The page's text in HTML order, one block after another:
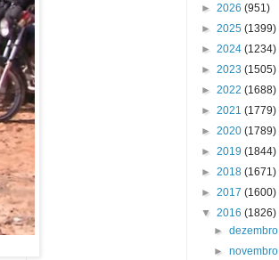
► 2026 (951)
► 2025 (1399)
► 2024 (1234)
► 2023 (1505)
► 2022 (1688)
► 2021 (1779)
► 2020 (1789)
► 2019 (1844)
► 2018 (1671)
► 2017 (1600)
▼ 2016 (1826)
►
►